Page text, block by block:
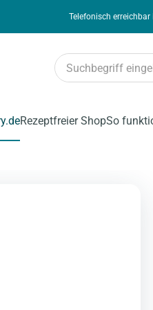
Telefonisch erreichbar
Rezeptfreier ShopSo